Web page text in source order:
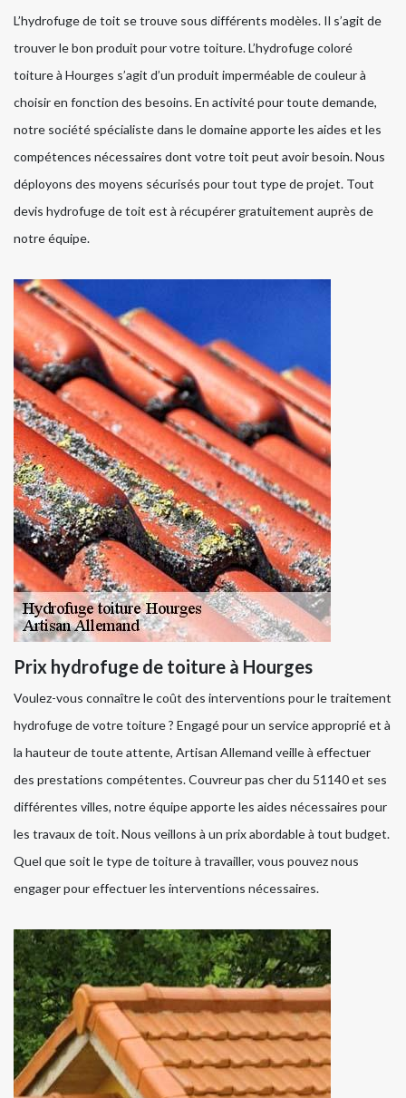
L’hydrofuge de toit se trouve sous différents modèles. Il s’agit de
trouver le bon produit pour votre toiture. L’hydrofuge coloré
toiture à Hourges s’agit d’un produit imperméable de couleur à
choisir en fonction des besoins. En activité pour toute demande,
notre société spécialiste dans le domaine apporte les aides et les
compétences nécessaires dont votre toit peut avoir besoin. Nous
déployons des moyens sécurisés pour tout type de projet. Tout
devis hydrofuge de toit est à récupérer gratuitement auprès de
notre équipe.
Prix hydrofuge de toiture à Hourges
Voulez-vous connaître le coût des interventions pour le traitement
hydrofuge de votre toiture ? Engagé pour un service approprié et à
la hauteur de toute attente, Artisan Allemand veille à effectuer
des prestations compétentes. Couvreur pas cher du 51140 et ses
différentes villes, notre équipe apporte les aides nécessaires pour
les travaux de toit. Nous veillons à un prix abordable à tout budget.
Quel que soit le type de toiture à travailler, vous pouvez nous
engager pour effectuer les interventions nécessaires.